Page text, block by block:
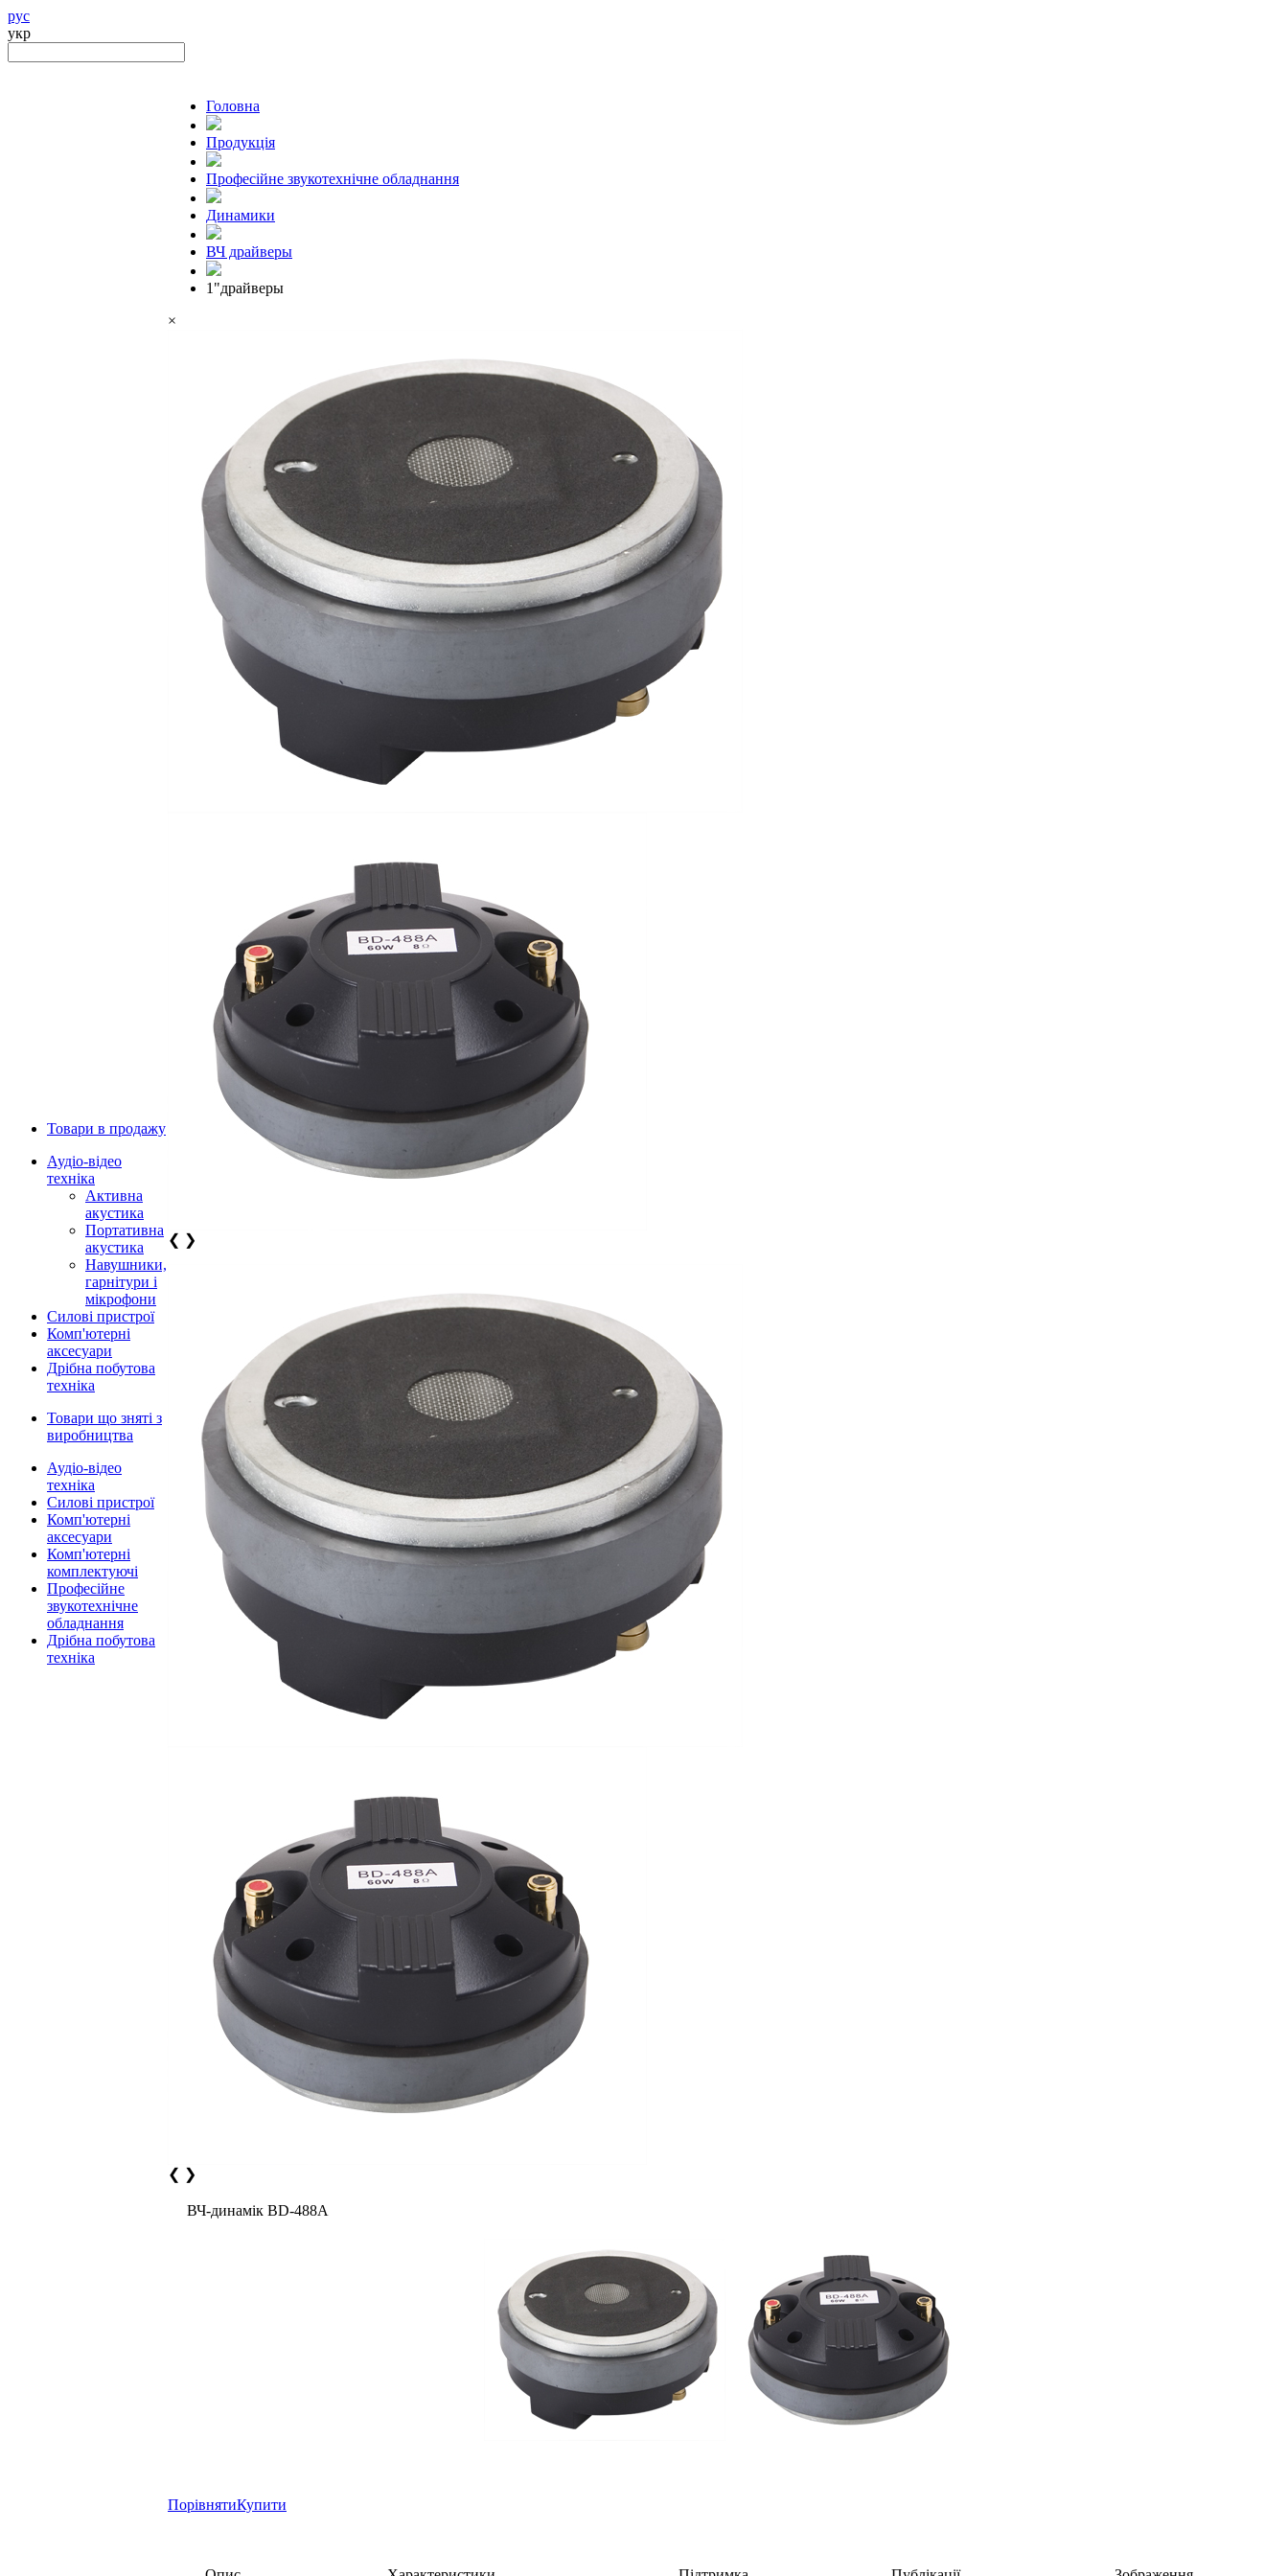
рус
укр
Товари в продажу
Аудіо-відео
техніка
Активна
акустика
Портативна
акустика
Навушники,
гарнітури і
мікрофони
Силові пристрої
Комп'ютерні
аксесуари
Дрібна побутова
техніка
Товари що зняті з
виробництва
Аудіо-відео
техніка
Силові пристрої
Комп'ютерні
аксесуари
Комп'ютерні
комплектуючі
Професійне
звукотехнічне
обладнання
Дрібна побутова
техніка
Головна
Продукцiя
Професійне звукотехнічне обладнання
Динамики
ВЧ драйверы
1"драйверы
×
❮ ❯
❮ ❯
ВЧ-динамік BD-488A
ПорівнятиКупити